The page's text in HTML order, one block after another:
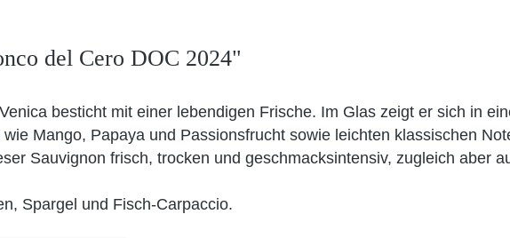
del Cero DOC 2024"
besticht mit einer lebendigen Frische. Im Glas zeigt er sich in
Mango, Papaya und Passionsfrucht sowie leichten klassischen
Sauvignon frisch, trocken und geschmacksintensiv, zugleich aber
Spargel und Fisch-Carpaccio.